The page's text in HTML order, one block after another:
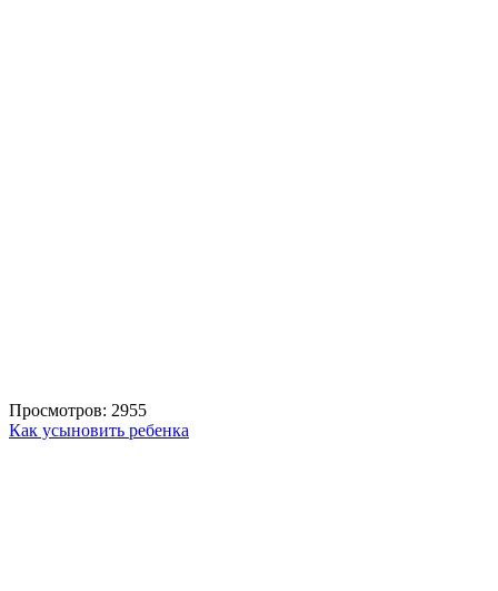
Просмотров: 2955
Как усыновить ребенка